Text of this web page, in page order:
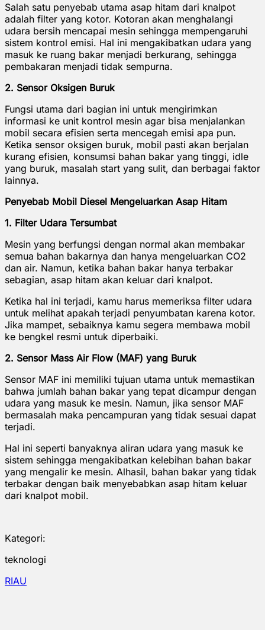
Salah satu penyebab utama asap hitam dari knalpot
adalah filter yang kotor. Kotoran akan menghalangi
udara bersih mencapai mesin sehingga mempengaruhi
sistem kontrol emisi. Hal ini mengakibatkan udara yang
masuk ke ruang bakar menjadi berkurang, sehingga
pembakaran menjadi tidak sempurna.
2. Sensor Oksigen Buruk
Fungsi utama dari bagian ini untuk mengirimkan
informasi ke unit kontrol mesin agar bisa menjalankan
mobil secara efisien serta mencegah emisi apa pun.
Ketika sensor oksigen buruk, mobil pasti akan berjalan
kurang efisien, konsumsi bahan bakar yang tinggi, idle
yang buruk, masalah start yang sulit, dan berbagai faktor
lainnya.
Penyebab Mobil Diesel Mengeluarkan Asap Hitam
1. Filter Udara Tersumbat
Mesin yang berfungsi dengan normal akan membakar
semua bahan bakarnya dan hanya mengeluarkan CO2
dan air. Namun, ketika bahan bakar hanya terbakar
sebagian, asap hitam akan keluar dari knalpot.
Ketika hal ini terjadi, kamu harus memeriksa filter udara
untuk melihat apakah terjadi penyumbatan karena kotor.
Jika mampet, sebaiknya kamu segera membawa mobil
ke bengkel resmi untuk diperbaiki.
2. Sensor Mass Air Flow (MAF) yang Buruk
Sensor MAF ini memiliki tujuan utama untuk memastikan
bahwa jumlah bahan bakar yang tepat dicampur dengan
udara yang masuk ke mesin. Namun, jika sensor MAF
bermasalah maka pencampuran yang tidak sesuai dapat
terjadi.
Hal ini seperti banyaknya aliran udara yang masuk ke
sistem sehingga mengakibatkan kelebihan bahan bakar
yang mengalir ke mesin. Alhasil, bahan bakar yang tidak
terbakar dengan baik menyebabkan asap hitam keluar
dari knalpot mobil.
Kategori:
teknologi
RIAU